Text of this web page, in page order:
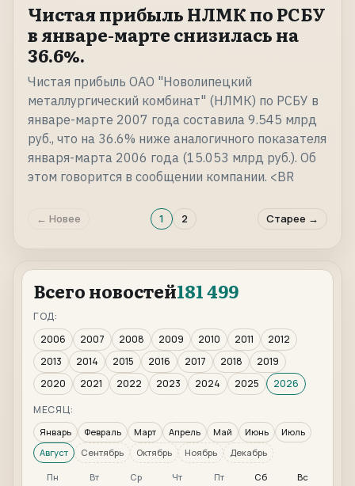
Чистая прибыль НЛМК по РСБУ
в январе-марте снизилась на
36.6%.
Чистая прибыль ОАО "Новолипецкий
металлургический комбинат" (НЛМК) по РСБУ в
январе-марте 2007 года составила 9.545 млрд
руб., что на 36.6% ниже аналогичного показателя
января-марта 2006 года (15.053 млрд руб.). Об
этом говорится в сообщении компании. <BR
← Новее 1 2 Старее →
Всего новостей181 499
ГОД:
2006
2007 2008 2009 2010 2011
2012
2013
2014 2015 2016 2017 2018
2019
2020
2021 2022 2023 2024 2025
2026
МЕСЯЦ:
Январь Февраль Март Апрель Май Июнь
Июль
Август
Сентябрь Октябрь Ноябрь Декабрь
Пн Вт Ср Чт Пт Сб Вс